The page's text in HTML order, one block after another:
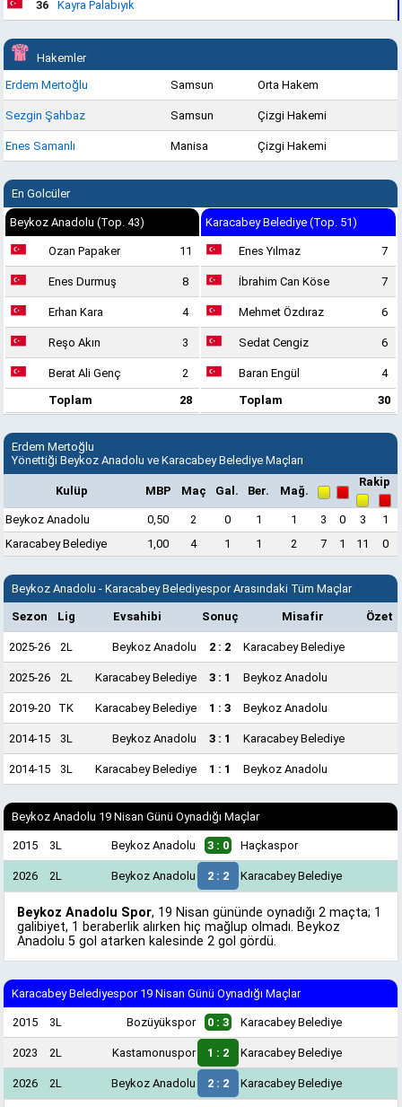
36 Kayra Palabıyık
Hakemler
Erdem Mertoğlu
Samsun Orta Hakem
Sezgin Şahbaz Samsun Çizgi Hakemi
Enes Samanlı Manisa Çizgi Hakemi
En Golcüler
Beykoz Anadolu (Top. 43)
Ozan Papaker 11
Enes Durmuş 8
Erhan Kara 4
Reşo Akın 3
Berat Ali Genç
2
Toplam
28
Karacabey Belediye (Top. 51)
Enes Yılmaz 7
İbrahim Can Köse 7
Mehmet Özdıraz 6
Sedat Cengiz 6
Baran Engül
4
Toplam
30
Erdem Mertoğlu
Yönettiği Beykoz Anadolu ve Karacabey Belediye Maçları
Kulüp MBP Maç Gal. Ber. Mağ.
Rakip
Beykoz Anadolu 0,50 2 0 1 1 3 0 3
1
Karacabey Belediye
1,00 4 1 1 2 7 1 11 0
Beykoz Anadolu - Karacabey Belediyespor Arasındaki Tüm Maçlar
Sezon Lig Evsahibi Sonuç Misafir Özet
2025-26 2L Beykoz Anadolu 2 : 2 Karacabey Belediye
2025-26 2L Karacabey Belediye 3 : 1 Beykoz Anadolu
2019-20 TK Karacabey Belediye 1 : 3 Beykoz Anadolu
2014-15 3L Beykoz Anadolu 3 : 1 Karacabey Belediye
2014-15 3L Karacabey Belediye 1 : 1 Beykoz Anadolu
Beykoz Anadolu 19 Nisan Günü Oynadığı Maçlar
2015 3L Beykoz Anadolu 3 : 0 Haçkaspor
2026 2L Beykoz Anadolu 2 : 2 Karacabey Belediye
Beykoz Anadolu Spor, 19 Nisan gününde oynadığı 2 maçta; 1
galibiyet, 1 beraberlik alırken hiç mağlup olmadı. Beykoz
Anadolu 5 gol atarken kalesinde 2 gol gördü.
Karacabey Belediyespor 19 Nisan Günü Oynadığı Maçlar
2015 3L Bozüyükspor 0 : 3 Karacabey Belediye
2023 2L Kastamonuspor 1 : 2 Karacabey Belediye
2026 2L Beykoz Anadolu 2 : 2 Karacabey Belediye